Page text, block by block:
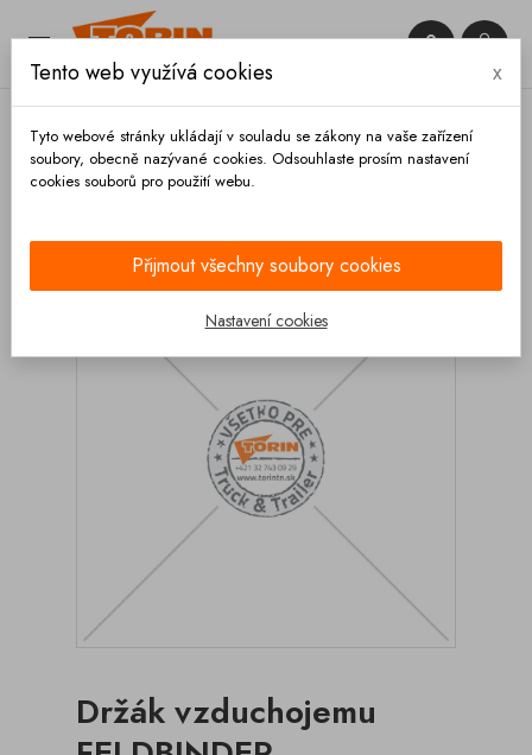
 

Držák vzduchojemu
Tento web využívá cookies x
Tyto webové stránky ukládají v souladu se zákony na vaše zařízení
soubory, obecně nazývané cookies. Odsouhlaste prosím nastavení
cookies souborů pro použití webu.
Přijmout všechny soubory cookies
Nastavení cookies